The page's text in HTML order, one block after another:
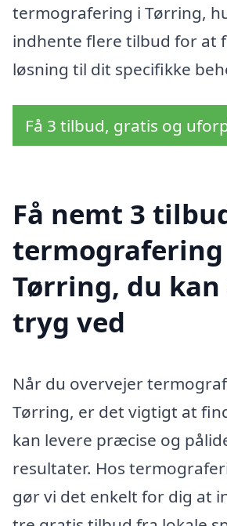
termografering i Tørring,
indhente flere tilbud for at
løsning til dit specifikke
Få 3 tilbud, gratis og
Få nemt 3
Tørring, du
tryg ved
Når du overvejer
Tørring, er det vigtigt at
kan levere præcise og
resultater. Hos
gør vi det enkelt for dig at